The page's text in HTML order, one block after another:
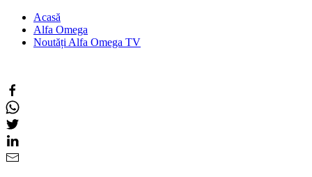
Acasă
Alfa Omega
Noutăți Alfa Omega TV